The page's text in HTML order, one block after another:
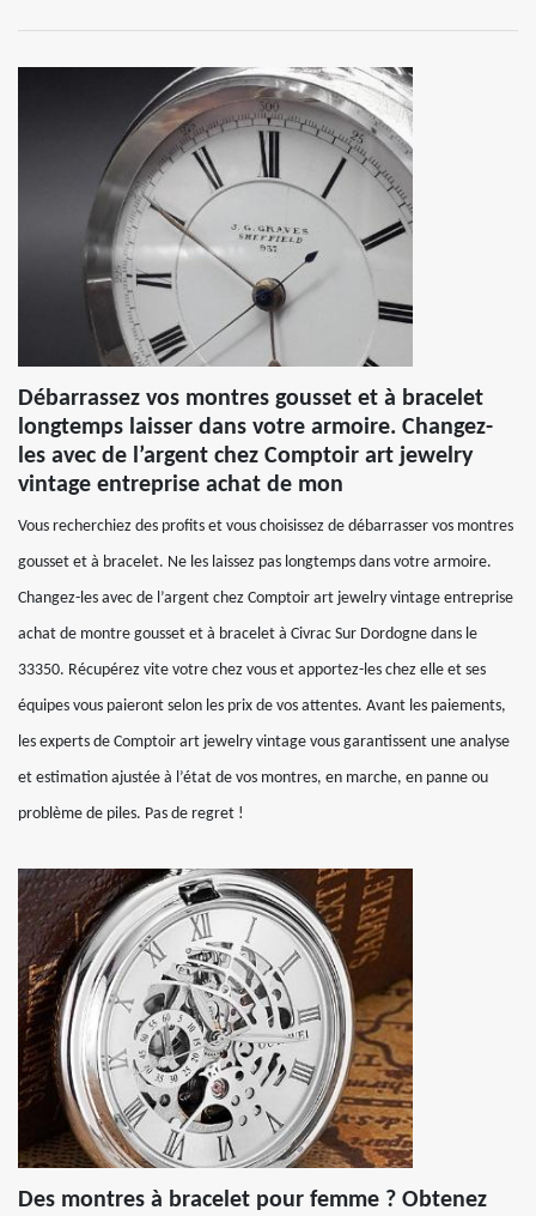
Débarrassez vos montres gousset et à bracelet
longtemps laisser dans votre armoire. Changez-
les avec de l’argent chez Comptoir art jewelry
vintage entreprise achat de mon
Vous recherchiez des profits et vous choisissez de débarrasser vos montres
gousset et à bracelet. Ne les laissez pas longtemps dans votre armoire.
Changez-les avec de l’argent chez Comptoir art jewelry vintage entreprise
achat de montre gousset et à bracelet à Civrac Sur Dordogne dans le
33350. Récupérez vite votre chez vous et apportez-les chez elle et ses
équipes vous paieront selon les prix de vos attentes. Avant les paiements,
les experts de Comptoir art jewelry vintage vous garantissent une analyse
et estimation ajustée à l’état de vos montres, en marche, en panne ou
problème de piles. Pas de regret !
Des montres à bracelet pour femme ? Obtenez